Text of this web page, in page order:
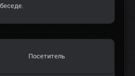
Посетитель